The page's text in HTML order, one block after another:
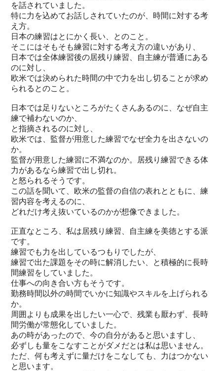
を話されていました。
特に力を込めてお話しされていたのが、時間に対する考
え方。
日本の練習はとにかく長い、とのこと。
そこにはそもそも練習に対する考え方の違いがあり、
日本では全体練習後の居残り練習、自主練が普通にある
のに対し、
欧米では決められた時間の中で力を出し切ることが求め
られるとのこと。
日本では足りないところがたくさんあるのに、なぜ自主
練で補わないのか、
と指摘されるのに対し、
欧米では、監督が用意した練習でなぜ全力を出さないの
か。
監督が用意した練習に不満なのか。居残り練習できる体
力があるなら練習で出し切れ。
と怒られるそうです。
この話を聞いて、欧米の監督の自信の表れとともに、練
習内容を考えるのに、
どれだけ考え抜いているのかが想像できました。
正直なところ、私は居残り練習、自主練を美徳とする派
です。
練習でも力を出しているつもりでしたが、
練習で出た課題をその時に解消したい、と積極的に長時
間練習をしていました。
仕事への向き合い方もそうです。
勤務時間以外の時間でいかに知識やスキルを上げられる
か。
周囲よりも成果を出したい一心で、残業も厭わず、長時
間労働が常態化していました。
あの時があったので、今の自分があると思いますし、
必ずしも量をこなすことがダメだとは私は思いません。
ただ、何も考えずに量だけをこなしても、力はつかない
と思います。